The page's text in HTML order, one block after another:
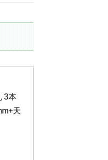
3本
天